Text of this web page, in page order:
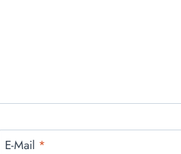
E-Mail *